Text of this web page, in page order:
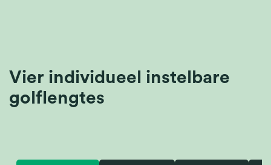
Vier individueel instelbare
golflengtes